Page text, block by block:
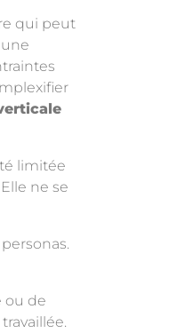
qui peut
limitée
ne se
ou de